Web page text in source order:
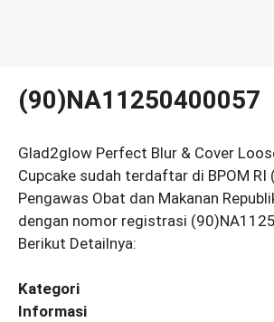
(90)NA11250400057
Glad2glow Perfect Blur & Cover
Cupcake sudah terdaftar di BPOM RI
Pengawas Obat dan Makanan
dengan nomor registrasi
Berikut Detailnya:
Kategori
Informasi